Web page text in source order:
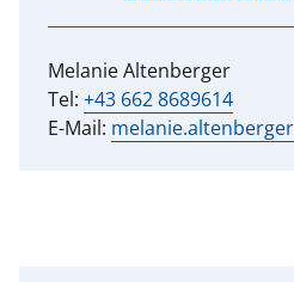
Melanie Altenberger
Tel: +43 662 8689614
E-Mail: